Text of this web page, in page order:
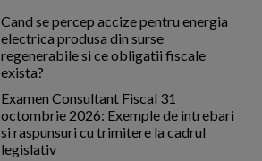
Cand se percep accize pentru energia
electrica produsa din surse
regenerabile si ce obligatii fiscale
exista?
Examen Consultant Fiscal 31
octombrie 2026: Exemple de intrebari
si raspunsuri cu trimitere la cadrul
legislativ